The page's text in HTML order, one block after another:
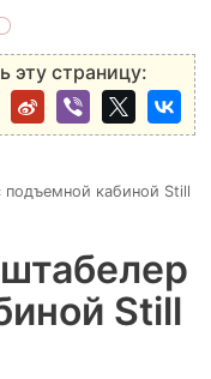
эту страницу:
кабиной Still
Still